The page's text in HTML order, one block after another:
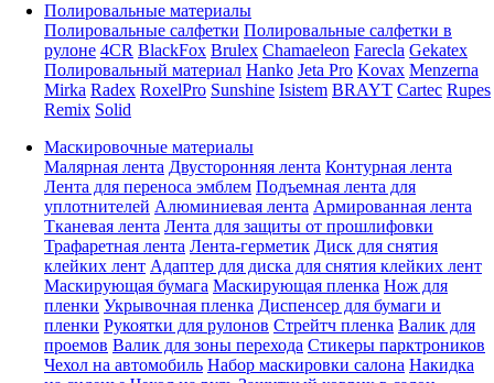
Полировальные материалы
Полировальные салфетки Полировальные салфетки в
рулоне 4CR BlackFox Brulex Chamaeleon Farecla Gekatex
Полировальный материал Hanko Jeta Pro Kovax Menzerna
Mirka Radex RoxelPro Sunshine Isistem BRAYT Cartec Rupes
Remix Solid
Маскировочные материалы
Малярная лента Двусторонняя лента Контурная лента
Лента для переноса эмблем Подъемная лента для
уплотнителей Алюминиевая лента Армированная лента
Тканевая лента Лента для защиты от прошлифовки
Трафаретная лента Лента-герметик Диск для снятия
клейких лент Адаптер для диска для снятия клейких лент
Маскирующая бумага Маскирующая пленка Нож для
пленки Укрывочная пленка Диспенсер для бумаги и
пленки Рукоятки для рулонов Стрейтч пленка Валик для
проемов Валик для зоны перехода Стикеры парктроников
Чехол на автомобиль Набор маскировки салона Накидка